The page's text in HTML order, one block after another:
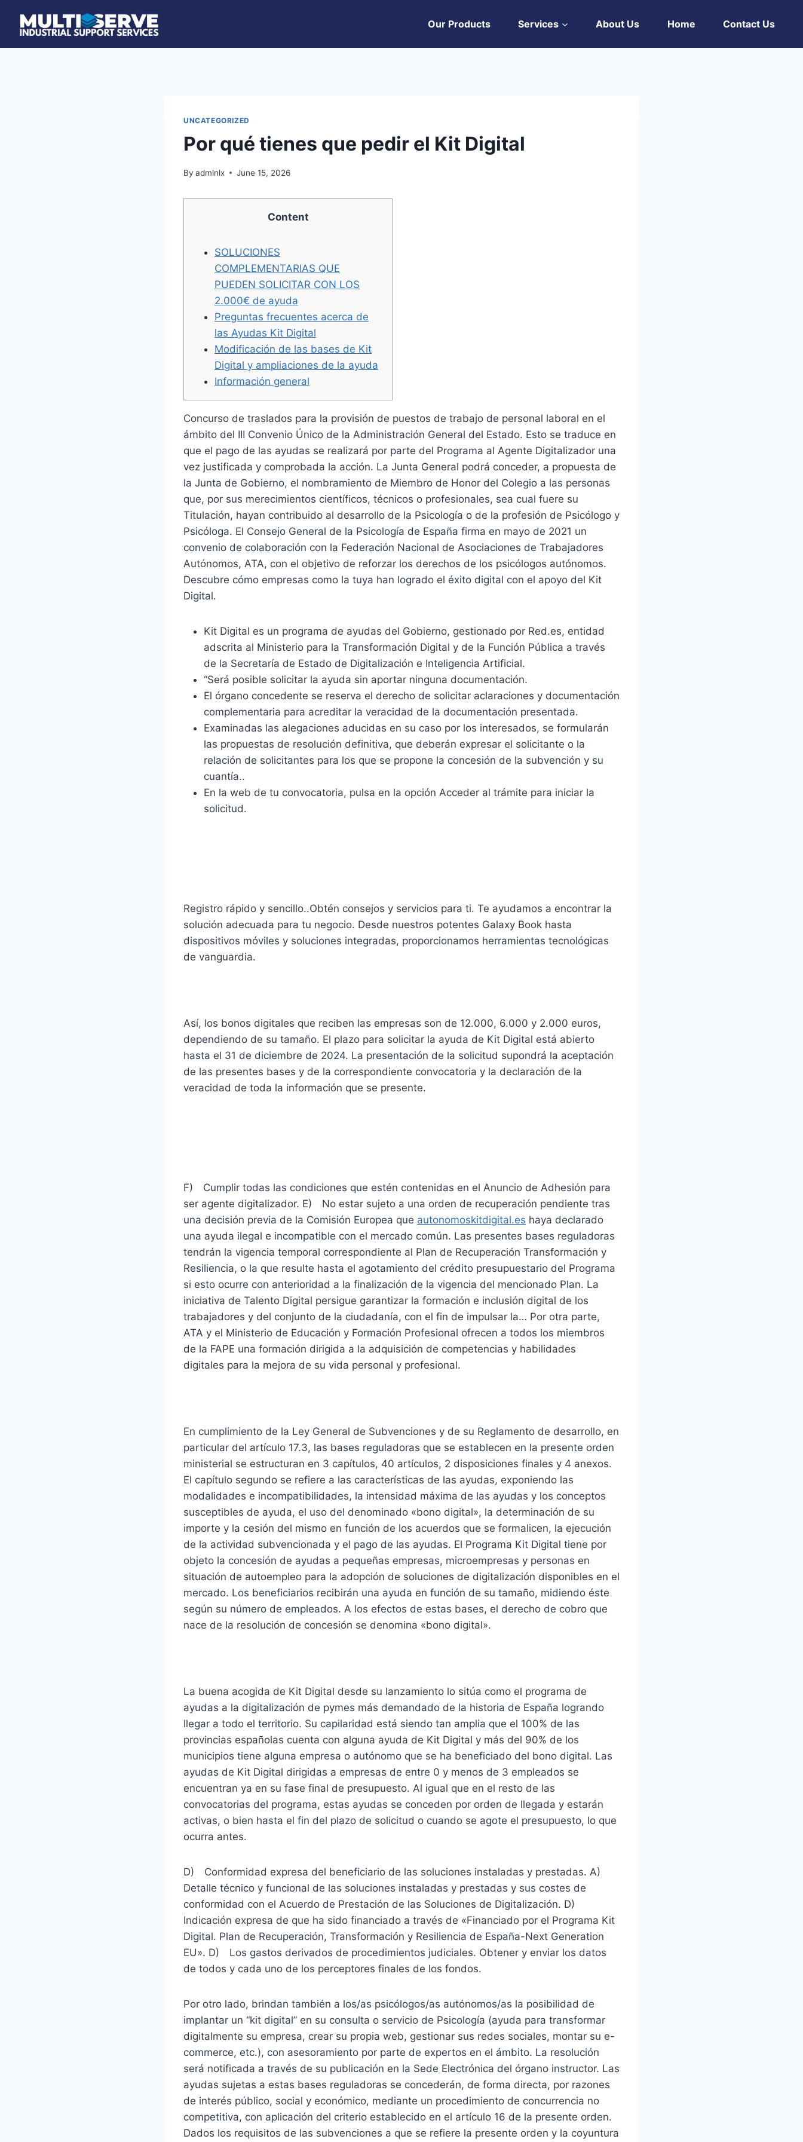
content
Our Products Services About Us Home Contact Us
UNCATEGORIZED
Por qué tienes que pedir el Kit Digital
By admlnlx June 15, 2026
Content
SOLUCIONES
COMPLEMENTARIAS QUE
PUEDEN SOLICITAR CON LOS
2.000€ de ayuda
Preguntas frecuentes acerca de
las Ayudas Kit Digital
Modificación de las bases de Kit
Digital y ampliaciones de la ayuda
Información general
Concurso de traslados para la provisión de puestos de trabajo de personal laboral en el
ámbito del III Convenio Único de la Administración General del Estado. Esto se traduce en
que el pago de las ayudas se realizará por parte del Programa al Agente Digitalizador una
vez justificada y comprobada la acción. La Junta General podrá conceder, a propuesta de
la Junta de Gobierno, el nombramiento de Miembro de Honor del Colegio a las personas
que, por sus merecimientos científicos, técnicos o profesionales, sea cual fuere su
Titulación, hayan contribuido al desarrollo de la Psicología o de la profesión de Psicólogo y
Psicóloga. El Consejo General de la Psicología de España firma en mayo de 2021 un
convenio de colaboración con la Federación Nacional de Asociaciones de Trabajadores
Autónomos, ATA, con el objetivo de reforzar los derechos de los psicólogos autónomos.
Descubre cómo empresas como la tuya han logrado el éxito digital con el apoyo del Kit
Digital.
Kit Digital es un programa de ayudas del Gobierno, gestionado por Red.es, entidad
adscrita al Ministerio para la Transformación Digital y de la Función Pública a través
de la Secretaría de Estado de Digitalización e Inteligencia Artificial.
“Será posible solicitar la ayuda sin aportar ninguna documentación.
El órgano concedente se reserva el derecho de solicitar aclaraciones y documentación
complementaria para acreditar la veracidad de la documentación presentada.
Examinadas las alegaciones aducidas en su caso por los interesados, se formularán
las propuestas de resolución definitiva, que deberán expresar el solicitante o la
relación de solicitantes para los que se propone la concesión de la subvención y su
cuantía..
En la web de tu convocatoria, pulsa en la opción Acceder al trámite para iniciar la
solicitud.
Registro rápido y sencillo..Obtén consejos y servicios para ti. Te ayudamos a encontrar la
solución adecuada para tu negocio. Desde nuestros potentes Galaxy Book hasta
dispositivos móviles y soluciones integradas, proporcionamos herramientas tecnológicas
de vanguardia.
Así, los bonos digitales que reciben las empresas son de 12.000, 6.000 y 2.000 euros,
dependiendo de su tamaño. El plazo para solicitar la ayuda de Kit Digital está abierto
hasta el 31 de diciembre de 2024. La presentación de la solicitud supondrá la aceptación
de las presentes bases y de la correspondiente convocatoria y la declaración de la
veracidad de toda la información que se presente.
F) Cumplir todas las condiciones que estén contenidas en el Anuncio de Adhesión para
ser agente digitalizador. E) No estar sujeto a una orden de recuperación pendiente tras
una decisión previa de la Comisión Europea que autonomoskitdigital.es haya declarado
una ayuda ilegal e incompatible con el mercado común. Las presentes bases reguladoras
tendrán la vigencia temporal correspondiente al Plan de Recuperación Transformación y
Resiliencia, o la que resulte hasta el agotamiento del crédito presupuestario del Programa
si esto ocurre con anterioridad a la finalización de la vigencia del mencionado Plan. La
iniciativa de Talento Digital persigue garantizar la formación e inclusión digital de los
trabajadores y del conjunto de la ciudadanía, con el fin de impulsar la… Por otra parte,
ATA y el Ministerio de Educación y Formación Profesional ofrecen a todos los miembros
de la FAPE una formación dirigida a la adquisición de competencias y habilidades
digitales para la mejora de su vida personal y profesional.
En cumplimiento de la Ley General de Subvenciones y de su Reglamento de desarrollo, en
particular del artículo 17.3, las bases reguladoras que se establecen en la presente orden
ministerial se estructuran en 3 capítulos, 40 artículos, 2 disposiciones finales y 4 anexos.
El capítulo segundo se refiere a las características de las ayudas, exponiendo las
modalidades e incompatibilidades, la intensidad máxima de las ayudas y los conceptos
susceptibles de ayuda, el uso del denominado «bono digital», la determinación de su
importe y la cesión del mismo en función de los acuerdos que se formalicen, la ejecución
de la actividad subvencionada y el pago de las ayudas. El Programa Kit Digital tiene por
objeto la concesión de ayudas a pequeñas empresas, microempresas y personas en
situación de autoempleo para la adopción de soluciones de digitalización disponibles en el
mercado. Los beneficiarios recibirán una ayuda en función de su tamaño, midiendo éste
según su número de empleados. A los efectos de estas bases, el derecho de cobro que
nace de la resolución de concesión se denomina «bono digital».
La buena acogida de Kit Digital desde su lanzamiento lo sitúa como el programa de
ayudas a la digitalización de pymes más demandado de la historia de España logrando
llegar a todo el territorio. Su capilaridad está siendo tan amplia que el 100% de las
provincias españolas cuenta con alguna ayuda de Kit Digital y más del 90% de los
municipios tiene alguna empresa o autónomo que se ha beneficiado del bono digital. Las
ayudas de Kit Digital dirigidas a empresas de entre 0 y menos de 3 empleados se
encuentran ya en su fase final de presupuesto. Al igual que en el resto de las
convocatorias del programa, estas ayudas se conceden por orden de llegada y estarán
activas, o bien hasta el fin del plazo de solicitud o cuando se agote el presupuesto, lo que
ocurra antes.
D) Conformidad expresa del beneficiario de las soluciones instaladas y prestadas. A)
Detalle técnico y funcional de las soluciones instaladas y prestadas y sus costes de
conformidad con el Acuerdo de Prestación de las Soluciones de Digitalización. D)
Indicación expresa de que ha sido financiado a través de «Financiado por el Programa Kit
Digital. Plan de Recuperación, Transformación y Resiliencia de España-Next Generation
EU». D) Los gastos derivados de procedimientos judiciales. Obtener y enviar los datos
de todos y cada uno de los perceptores finales de los fondos.
Por otro lado, brindan también a los/as psicólogos/as autónomos/as la posibilidad de
implantar un “kit digital” en su consulta o servicio de Psicología (ayuda para transformar
digitalmente su empresa, crear su propia web, gestionar sus redes sociales, montar su e-
commerce, etc.), con asesoramiento por parte de expertos en el ámbito. La resolución
será notificada a través de su publicación en la Sede Electrónica del órgano instructor. Las
ayudas sujetas a estas bases reguladoras se concederán, de forma directa, por razones
de interés público, social y económico, mediante un procedimiento de concurrencia no
competitiva, con aplicación del criterio establecido en el artículo 16 de la presente orden.
Dados los requisitos de las subvenciones a que se refiere la presente orden y la coyuntura